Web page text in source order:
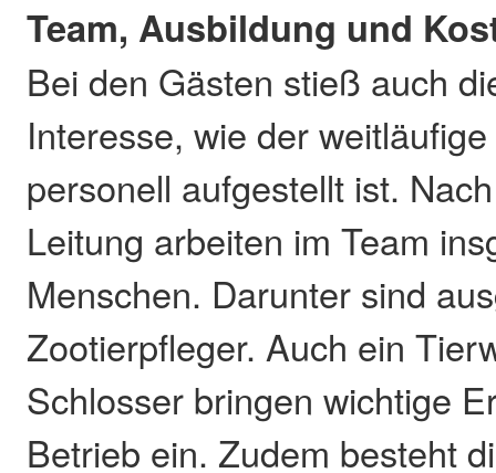
Team, Ausbildung und
Bei den Gästen stieß auch
Interesse, wie der
personell aufgestellt ist.
Leitung arbeiten im Team
Menschen. Darunter sind
Zootierpfleger. Auch ein
Schlosser bringen wichtige
Betrieb ein. Zudem besteht